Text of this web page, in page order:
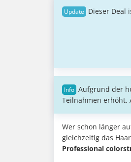
Dieser Deal
Aufgrund der
Teilnahmen erhöht.
Wer schon länger
gleichzeitig das
Professional